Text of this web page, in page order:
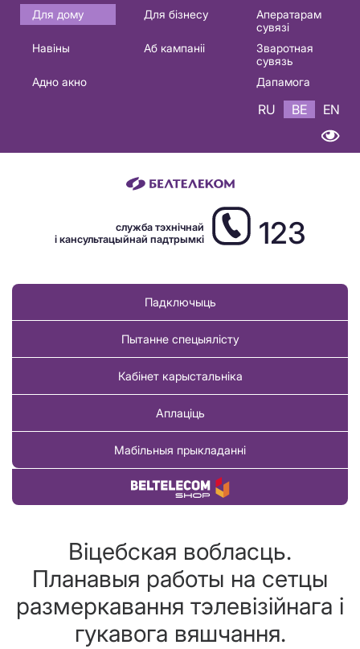
Основная
навигация
Для дому Для бізнесу
Аператарам
сувязі
Навіны
Аб кампаніі
Зваротная
сувязь
Адно акно
Дапамога
RU BE EN
служба тэхнічнай
і кансультацыйнай падтрымкі
123
Падключыць
Пытанне спецыялісту
Кабінет карыстальніка
Аплаціць
Мабільныя прыкладанні
Купіць тавар
Віцебская вобласць.
Планавыя работы на сетцы
размеркавання тэлевізійнага і
гукавога вяшчання.